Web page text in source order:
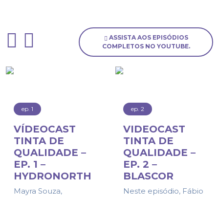
ASSISTA AOS EPISÓDIOS
COMPLETOS NO YOUTUBE.
ep. 1
VÍDEOCAST
TINTA DE
QUALIDADE –
EP. 1 –
HYDRONORTH
Mayra Souza,
ep. 2
VIDEOCAST
TINTA DE
QUALIDADE –
EP. 2 –
BLASCOR
Neste episódio, Fábio